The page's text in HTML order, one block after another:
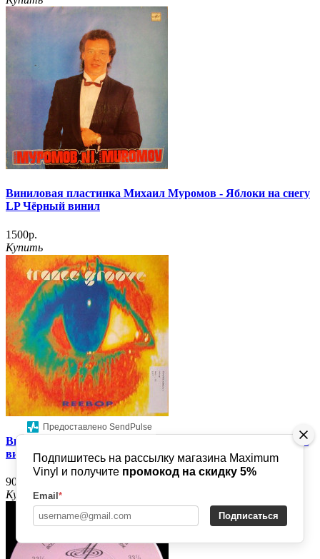
Виниловая пластинка Михаил Муромов - Яблоки на снегу
LP Чёрный винил
1500р.
Купить
Виниловая пластинка Trance Groove – Reebop "12 черный
винил Germany
900р.
Купить
Подпишитесь на рассылку магазина Maximum
Vinyl и получите промокод на скидку 5%
Email *
Подписаться
Предоставлено SendPulse